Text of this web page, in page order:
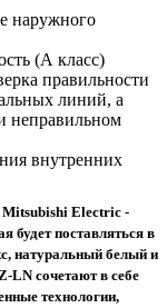
наружного
(А класс)
правильности
линий, а
неправильном
внутренних
Electric -
будет поставляться в
натуральный белый и
LN сочетают в себе
технологии,